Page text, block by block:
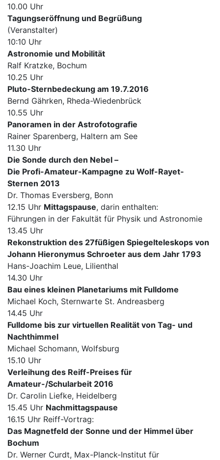
10.00 Uhr
Tagungseröffnung und Begrüßung
(Veranstalter)
10:10 Uhr
Astronomie und Mobilität
Ralf Kratzke, Bochum
10.25 Uhr
Pluto-Sternbedeckung am 19.7.2016
Bernd Gährken, Rheda-Wiedenbrück
10.55 Uhr
Panoramen in der Astrofotografie
Rainer Sparenberg, Haltern am See
11.30 Uhr
Die Sonde durch den Nebel –
Die Profi-Amateur-Kampagne zu Wolf-Rayet-
Sternen 2013
Dr. Thomas Eversberg, Bonn
12.15 Uhr Mittagspause, darin enthalten:
Führungen in der Fakultät für Physik und Astronomie
13.45 Uhr
Rekonstruktion des 27füßigen Spiegelteleskops von
Johann Hieronymus Schroeter aus dem Jahr 1793
Hans-Joachim Leue, Lilienthal
14.30 Uhr
Bau eines kleinen Planetariums mit Fulldome
Michael Koch, Sternwarte St. Andreasberg
14.45 Uhr
Fulldome bis zur virtuellen Realität von Tag- und
Nachthimmel
Michael Schomann, Wolfsburg
15.10 Uhr
Verleihung des Reiff-Preises für
Amateur-/Schularbeit 2016
Dr. Carolin Liefke, Heidelberg
15.45 Uhr Nachmittagspause
16.15 Uhr Reiff-Vortrag:
Das Magnetfeld der Sonne und der Himmel über
Bochum
Dr. Werner Curdt, Max-Planck-Institut für